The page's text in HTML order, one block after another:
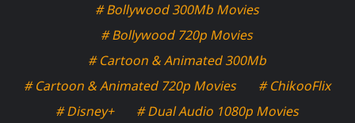
# Bollywood 300Mb Movies
# Bollywood 720p Movies
# Cartoon & Animated 300Mb
# Cartoon & Animated 720p Movies
# ChikooFlix
# Disney+
# Dual Audio 1080p Movies